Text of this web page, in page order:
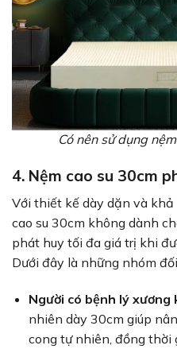
Có nên sử dụng
4. Nệm cao su 30cm
Với thiết kế dày dặn và
cao su 30cm không dành
phát huy tối đa giá trị khi
Dưới đây là những nhóm
Người có bệnh lý xương
nhiên dày 30cm giúp
cong tự nhiên, đồng thời